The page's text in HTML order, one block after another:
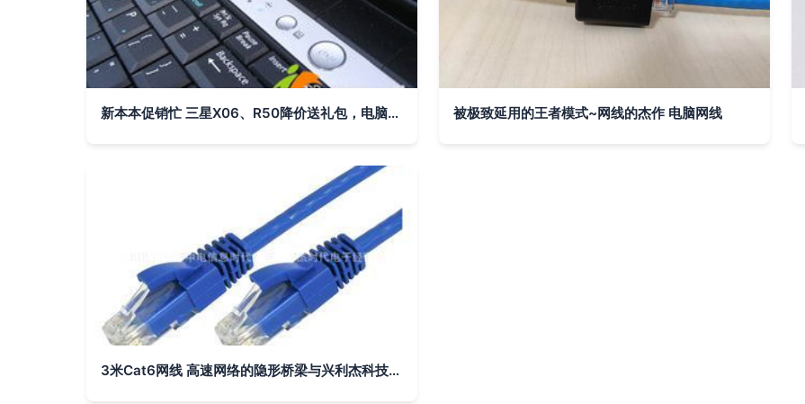
新本本促销忙 三星X06、R50降价送礼包，电脑网线也贴心配送 被极致延用的王者模式~网线的杰作 电脑网线
3米Cat6网线 高速网络的隐形桥梁与兴利杰科技的卓越品质